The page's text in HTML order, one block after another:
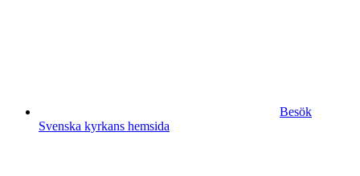
Besök
Svenska kyrkans hemsida